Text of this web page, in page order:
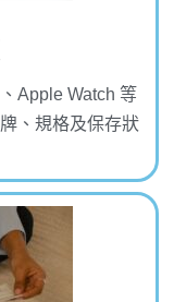
Apple Watch 等
、規格及保存狀